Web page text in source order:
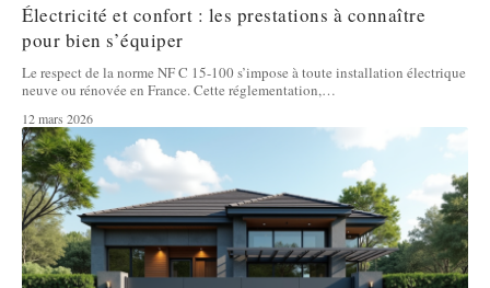
Électricité et confort : les prestations à connaître
pour bien s’équiper
Le respect de la norme NF C 15-100 s’impose à toute installation électrique
neuve ou rénovée en France. Cette réglementation,…
12 mars 2026